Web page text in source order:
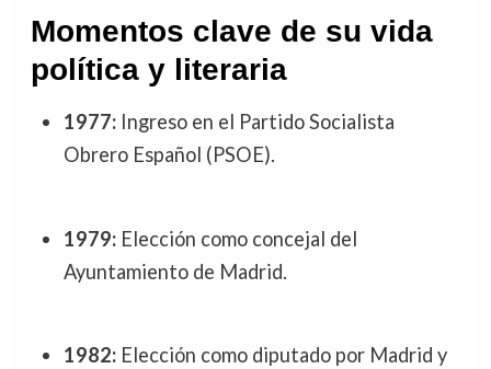
Momentos clave de su vida
política y literaria
1977:Ingreso en el Partido Socialista
Obrero Español (PSOE).
1979:Elección como concejal del
Ayuntamiento de Madrid.
1982:Elección como diputado por Madrid y